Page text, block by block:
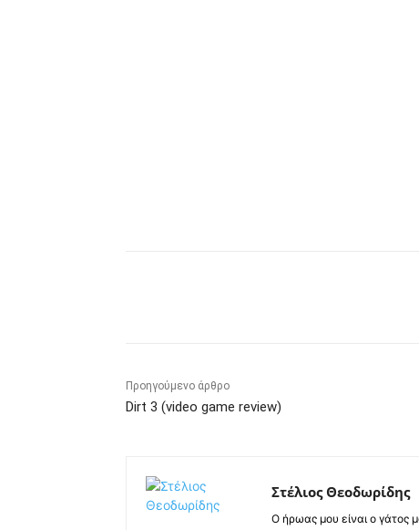
Προηγούμενο άρθρο
Dirt 3 (video game review)
Στέλιος Θεοδωρίδης
Ο ήρωας μου είναι ο γάτος